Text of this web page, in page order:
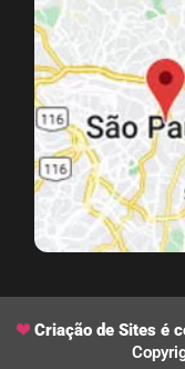
Criação de Sites é